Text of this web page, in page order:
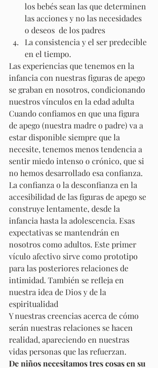
los bebés sean las que determinen
las acciones y no las necesidades
o deseos  de los padres
La consistencia y el ser predecible
en el tiempo.
Las experiencias que tenemos en la
infancia con nuestras figuras de apego
se graban en nosotros, condicionando
nuestros vínculos en la edad adulta
Cuando confiamos en que una figura
de apego (nuestra madre o padre) va a
estar disponible siempre que la
necesite, tenemos menos tendencia a
sentir miedo intenso o crónico, que si
no hemos desarrollado esa confianza.
La confianza o la desconfianza en la
accesibilidad de las figuras de apego se
construye lentamente, desde la
infancia hasta la adolescencia. Esas
expectativas se mantendrán en
nosotros como adultos. Este primer
vículo afectivo sirve como prototipo
para las posteriores relaciones de
intimidad. También se refleja en
nuestra idea de Dios y de la
espiritualidad
Y nuestras creencias acerca de cómo
serán nuestras relaciones se hacen
realidad, apareciendo en nuestras
vidas personas que las refuerzan.
De niños necesitamos tres cosas en su